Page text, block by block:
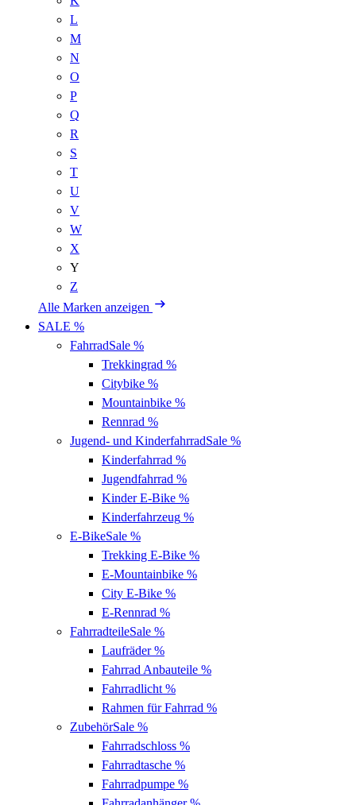
L
M
N
O
P
Q
R
S
T
U
V
W
X
Y
Z
Alle Marken anzeigen
SALE %
FahrradSale %
Trekkingrad %
Citybike %
Mountainbike %
Rennrad %
Jugend- und KinderfahrradSale %
Kinderfahrrad %
Jugendfahrrad %
Kinder E-Bike %
Kinderfahrzeug %
E-BikeSale %
Trekking E-Bike %
E-Mountainbike %
City E-Bike %
E-Rennrad %
FahrradteileSale %
Laufräder%
Fahrrad Anbauteile %
Fahrradlicht %
Rahmen für Fahrrad %
ZubehörSale %
Fahrradschloss %
Fahrradtasche %
Fahrradpumpe %